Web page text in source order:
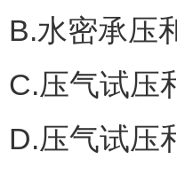
B.水密承压
C.压气试压
D.压气试压